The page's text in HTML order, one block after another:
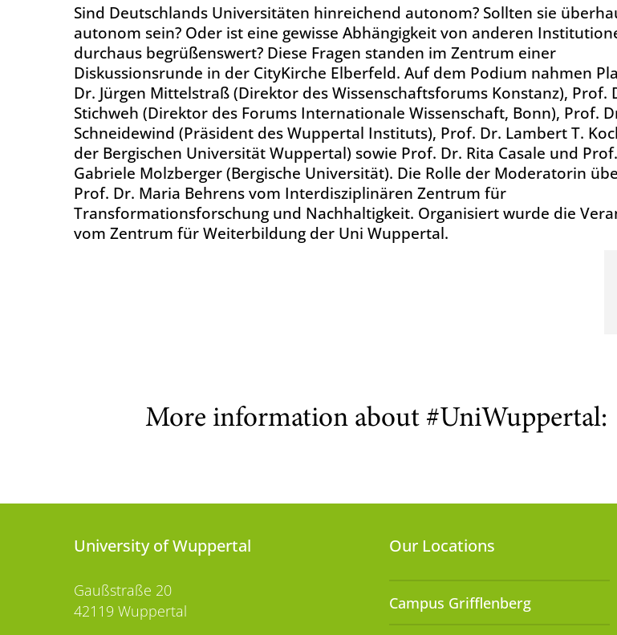
Sind Deutschlands Universitäten hinreichend autonom? Sollten sie
autonom sein? Oder ist eine gewisse Abhängigkeit von anderen
durchaus begrüßenswert? Diese Fragen standen im Zentrum einer
Diskussionsrunde in der CityKirche Elberfeld. Auf dem Podium nahmen
Dr. Jürgen Mittelstraß (Direktor des Wissenschaftsforums Konstanz), Prof.
Stichweh (Direktor des Forums Internationale Wissenschaft, Bonn), Prof.
Schneidewind (Präsident des Wuppertal Instituts), Prof. Dr. Lambert T.
der Bergischen Universität Wuppertal) sowie Prof. Dr. Rita Casale und
Gabriele Molzberger (Bergische Universität). Die Rolle der Moderatorin
Prof. Dr. Maria Behrens vom Interdisziplinären Zentrum für
Transformationsforschung und Nachhaltigkeit. Organisiert wurde die
vom Zentrum für Weiterbildung der Uni Wuppertal.
More information about #UniWuppertal:
University of Wuppertal
Gaußstraße 20
42119 Wuppertal
Our Locations
Campus Grifflenberg